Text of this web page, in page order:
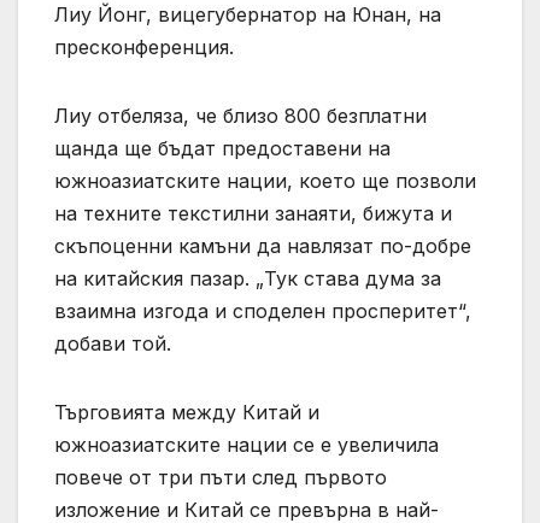
Лиу Йонг, вицегубернатор на Юнан, на
пресконференция.
Лиу отбеляза, че близо 800 безплатни
щанда ще бъдат предоставени на
южноазиатските нации, което ще позволи
на техните текстилни занаяти, бижута и
скъпоценни камъни да навлязат по-добре
на китайския пазар. „Тук става дума за
взаимна изгода и споделен просперитет“,
добави той.
Търговията между Китай и
южноазиатските нации се е увеличила
повече от три пъти след първото
изложение и Китай се превърна в най-